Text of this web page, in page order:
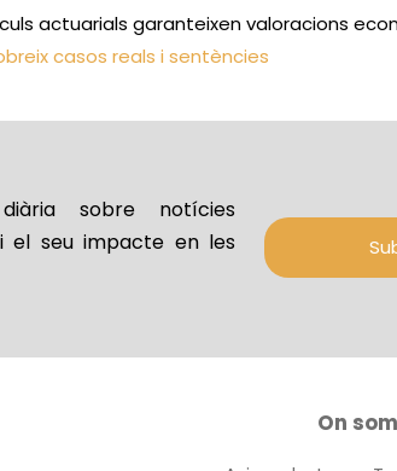
actuarials garanteixen valoracions
casos reals i sentències
sobre notícies
el seu impacte en les
On